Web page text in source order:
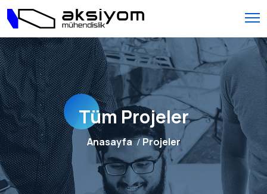
Tüm Projeler
Anasayfa Projeler